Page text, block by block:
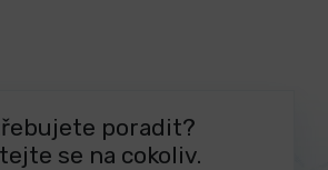
poradit?
se na cokoliv.